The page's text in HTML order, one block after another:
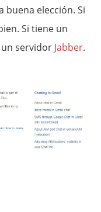
buena elección. Si
Si tiene un
servidor Jabber.